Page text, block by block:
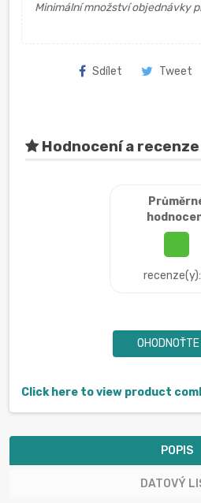
Minimální množství objednávky
Sdílet Tweet
Hodnocení a
Click here to view product
POPIS
DATOVÝ